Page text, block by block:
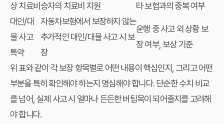
상 치료비 승자의 치료비 지원
타 보험과의 중복 여부
대인/대
물 사고
특약
자동차보험에서 보장하지 않는
추가적인 대인/대물 사고 시 보
장
운행 중 사고 외 상황 보
장 여부, 보상 기준
위 표와 같이 각 보장 항목별로 어떤 내용이 핵심인지, 그리고 어떤
부분을 특히 확인해야 하는지 명심해야 합니다. 단순한 수치 비교
를 넘어, 실제 사고 시 얼마나 든든한 버팀목이 되어줄지를 고려해
야 합니다.